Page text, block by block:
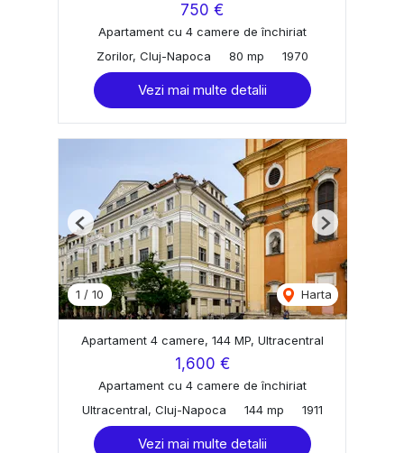
750 €
Apartament cu 4 camere de închiriat
Zorilor, Cluj-Napoca
80 mp 1970
Vezi mai multe detalii
1 / 10 Harta
Previous Next
Apartament 4 camere, 144 MP, Ultracentral
1,600 €
Apartament cu 4 camere de închiriat
Ultracentral, Cluj-Napoca
144 mp 1911
Vezi mai multe detalii